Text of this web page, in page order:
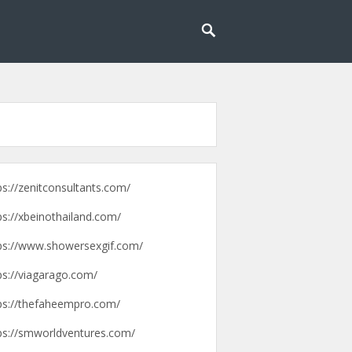
zenitconsultants.com/
xbeinothailand.com/
www.showersexgif.com/
viagarago.com/
thefaheempro.com/
smworldventures.com/